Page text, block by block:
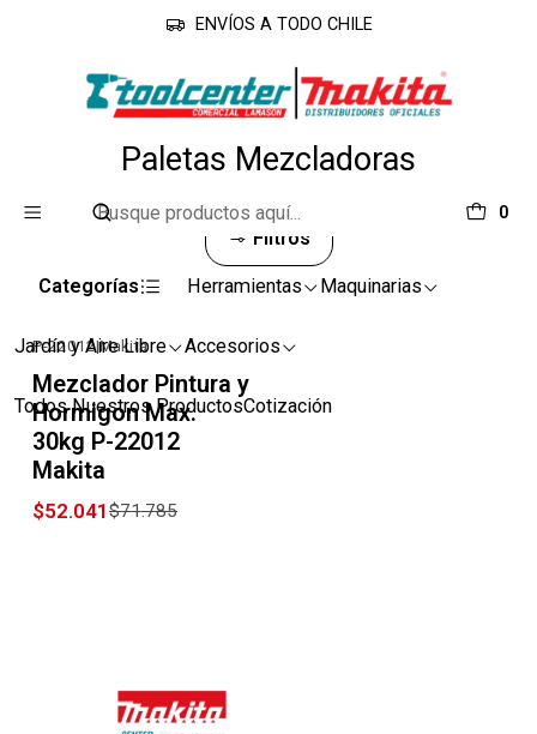
0
Categorías Herramientas Maquinarias
Jardín y Aire Libre Accesorios
Todos Nuestros ProductosCotización
ENVÍOS A TODO CHILE
Inicio Accesorios Paletas Mezcladoras
Paletas Mezcladoras
Filtros
P-22012|Makita
Mezclador Pintura y
Hormigon Max.
30kg P-22012
Makita
$52.041$71.785